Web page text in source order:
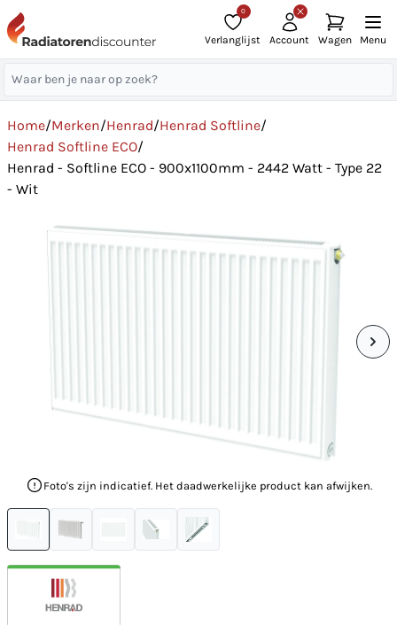
0
Verlanglijst Account Wagen Menu
Home/Merken/Henrad/Henrad Softline/
Henrad Softline ECO/
Henrad - Softline ECO - 900x1100mm - 2442 Watt - Type 22
- Wit
Foto's zijn indicatief. Het daadwerkelijke product kan afwijken.